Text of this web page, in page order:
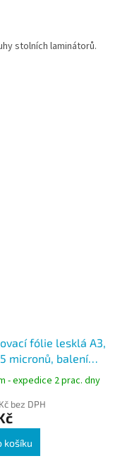
stolních laminátorů.
fólie lesklá A3,
micronů, balení
- expedice 2 prac. dny
bez DPH
košíku